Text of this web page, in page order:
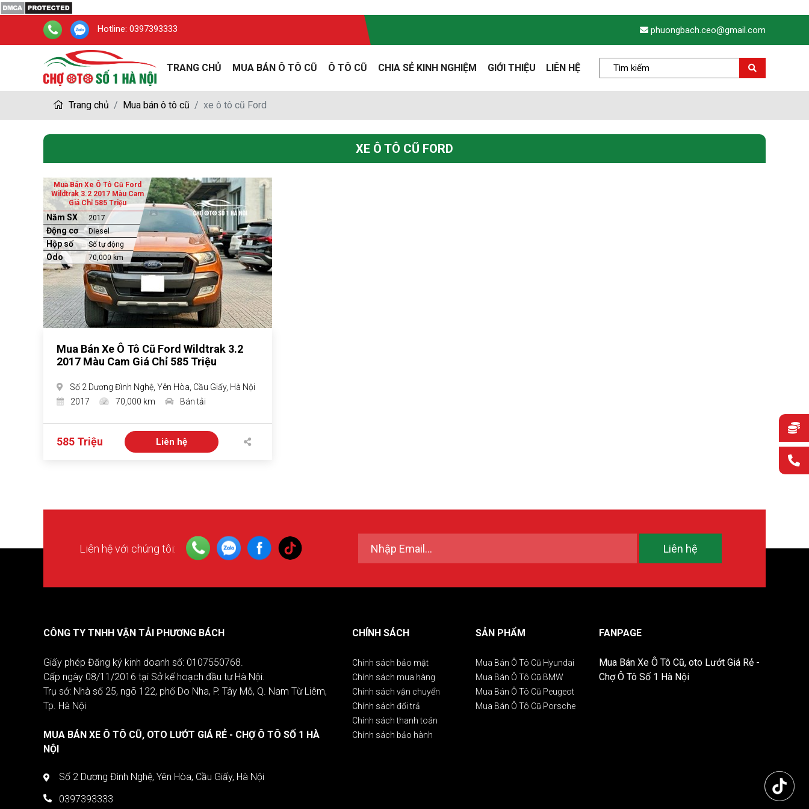
Hotline: 0397393333 phuongbach.ceo@gmail.com
TRANG CHỦ MUA BÁN Ô TÔ CŨ Ô TÔ CŨ CHIA SẺ KINH NGHIỆM GIỚI THIỆU LIÊN HỆ
Trang chủ Mua bán ô tô cũ xe ô tô cũ Ford
XE Ô TÔ CŨ FORD
Mua Bán Xe Ô Tô Cũ Ford
Wildtrak 3.2 2017 Màu Cam
Giá Chỉ 585 Triệu
Năm SX 2017
Động cơ Diesel
Hộp số Số tự động
Odo 70,000 km
Mua Bán Xe Ô Tô Cũ Ford Wildtrak 3.2
2017 Màu Cam Giá Chỉ 585 Triệu
Số 2 Dương Đình Nghệ, Yên Hòa, Cầu Giấy, Hà Nội
2017
70,000 km Bán tải
585 Triệu Liên hệ
Liên hệ với chúng tôi: Liên hệ
CÔNG TY TNHH VẬN TẢI PHƯƠNG BÁCH
Giấy phép Đăng ký kinh doanh số: 0107550768.
Cấp ngày 08/11/2016 tại Sở kế hoạch đầu tư Hà Nội.
Trụ sở: Nhà số 25, ngõ 122, phố Do Nha, P. Tây Mỗ, Q. Nam Từ Liêm,
Tp. Hà Nội
MUA BÁN XE Ô TÔ CŨ, OTO LƯỚT GIÁ RẺ - CHỢ Ô TÔ SỐ 1 HÀ
NỘI
Số 2 Dương Đình Nghệ, Yên Hòa, Cầu Giấy, Hà Nội
0397393333
CHÍNH SÁCH
Chính sách bảo mật
Chính sách mua hàng
Chính sách vận chuyển
Chính sách đổi trả
Chính sách thanh toán
Chính sách bảo hành
SẢN PHẨM
Mua Bán Ô Tô Cũ Hyundai
Mua Bán Ô Tô Cũ BMW
Mua Bán Ô Tô Cũ Peugeot
Mua Bán Ô Tô Cũ Porsche
FANPAGE
Mua Bán Xe Ô Tô Cũ, oto Lướt Giá Rẻ -
Chợ Ô Tô Số 1 Hà Nội